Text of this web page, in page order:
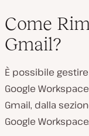
Come
Gmail?
È possibile
Google
Gmail, dalla
Google Workspace.